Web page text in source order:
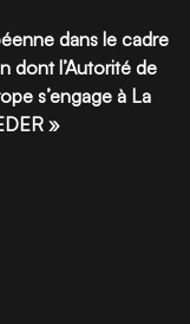
dans le cadre
dont l’Autorité de
s’engage à La
»